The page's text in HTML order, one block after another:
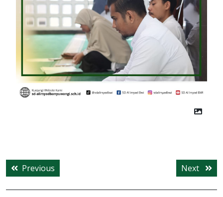
Post
navigation
Previous
post:
Next Next
post: